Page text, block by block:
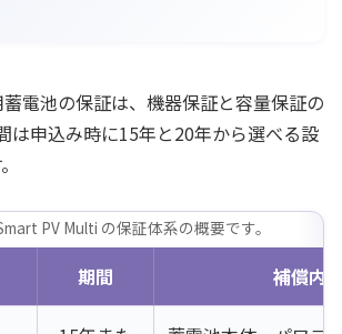
電池の保証は、機器保証と容量保証の
は申込み時に15年と20年から選べる設
PV Multi の保証体系の概要です。
期間 補償内